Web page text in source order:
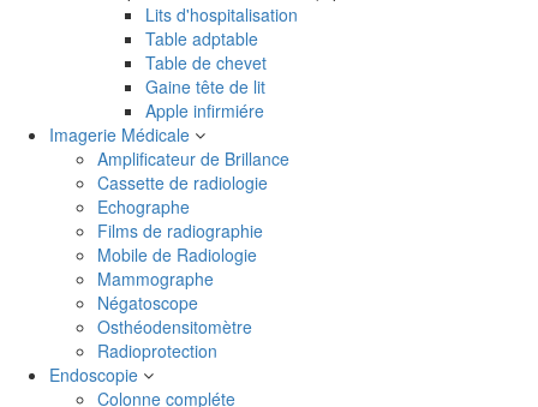
Lits d'hospitalisation
Table adptable
Table de chevet
Gaine tête de lit
Apple infirmiére
Imagerie Médicale
Amplificateur de Brillance
Cassette de radiologie
Echographe
Films de radiographie
Mobile de Radiologie
Mammographe
Négatoscope
Osthéodensitomètre
Radioprotection
Endoscopie
Colonne compléte